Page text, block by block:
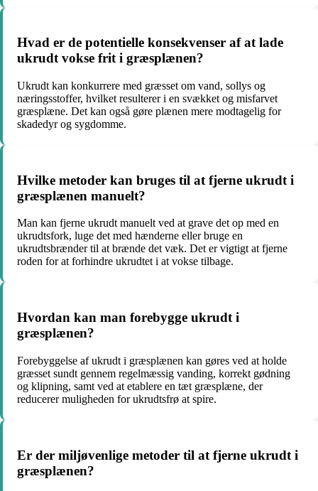
Hvad er de potentielle konsekvenser af at lade
ukrudt vokse frit i græsplænen?
Ukrudt kan konkurrere med græsset om vand, sollys og
næringsstoffer, hvilket resulterer i en svækket og misfarvet
græsplæne. Det kan også gøre plænen mere modtagelig for
skadedyr og sygdomme.
Hvilke metoder kan bruges til at fjerne ukrudt i
græsplænen manuelt?
Man kan fjerne ukrudt manuelt ved at grave det op med en
ukrudtsfork, luge det med hænderne eller bruge en
ukrudtsbrænder til at brænde det væk. Det er vigtigt at fjerne
roden for at forhindre ukrudtet i at vokse tilbage.
Hvordan kan man forebygge ukrudt i
græsplænen?
Forebyggelse af ukrudt i græsplænen kan gøres ved at holde
græsset sundt gennem regelmæssig vanding, korrekt gødning
og klipning, samt ved at etablere en tæt græsplæne, der
reducerer muligheden for ukrudtsfrø at spire.
Er der miljøvenlige metoder til at fjerne ukrudt i
græsplænen?